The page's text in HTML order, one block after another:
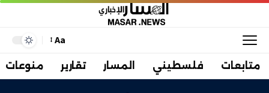
Aa
متابعات فلسطيني المسار تقارير منوعات